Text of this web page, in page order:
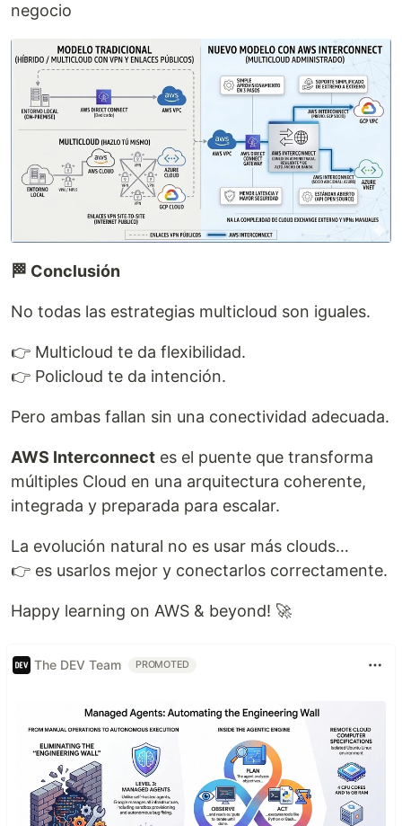
negocio
🏁 Conclusión
No todas las estrategias multicloud son iguales.
👉 Multicloud te da flexibilidad.
👉 Policloud te da intención.
Pero ambas fallan sin una conectividad adecuada.
AWS Interconnect es el puente que transforma
múltiples Cloud en una arquitectura coherente,
integrada y preparada para escalar.
La evolución natural no es usar más clouds…
👉 es usarlos mejor y conectarlos correctamente.
Happy learning on AWS & beyond! 🚀
The DEV Team PROMOTED